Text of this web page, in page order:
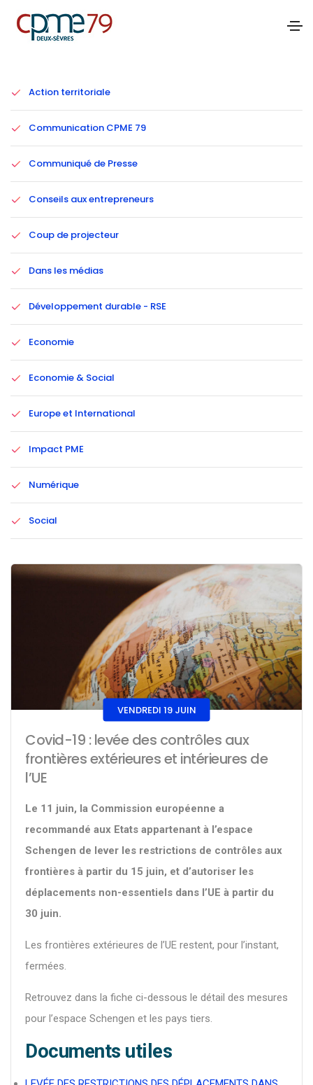
Catégories
Action territoriale
Communication CPME 79
Communiqué de Presse
Conseils aux entrepreneurs
Coup de projecteur
Dans les médias
Développement durable - RSE
Economie
Economie & Social
Europe et International
Impact PME
Numérique
Social
VENDREDI 19 JUIN
Covid-19 : levée des contrôles aux
frontières extérieures et intérieures de
l’UE
Le 11 juin, la Commission européenne a
recommandé aux Etats appartenant à l’espace
Schengen de lever les restrictions de contrôles aux
frontières à partir du 15 juin, et d’autoriser les
déplacements non-essentiels dans l’UE à partir du
30 juin.
Les frontières extérieures de l’UE restent, pour l’instant,
fermées.
Retrouvez dans la fiche ci-dessous le détail des mesures
pour l’espace Schengen et les pays tiers.
Documents utiles